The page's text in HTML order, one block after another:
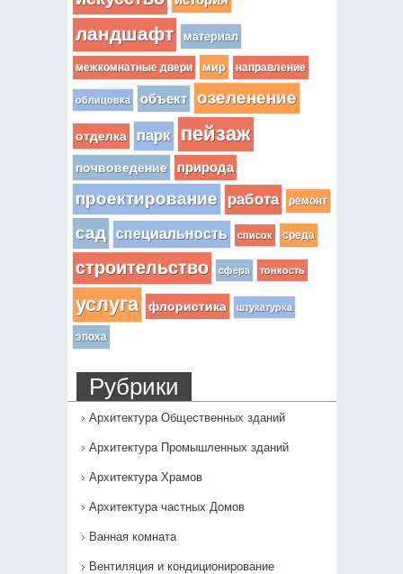
ландшафт материал
межкомнатные двери мир направление
облицовка объект озеленение
отделка парк пейзаж
почвоведение природа
проектирование работа ремонт
сад специальность список среда
строительство сфера тонкость
услуга флористика штукатурка
эпоха
Рубрики
Архитектура Общественных зданий
Архитектура Промышленных зданий
Архитектура Храмов
Архитектура частных Домов
Ванная комната
Вентиляция и кондиционирование